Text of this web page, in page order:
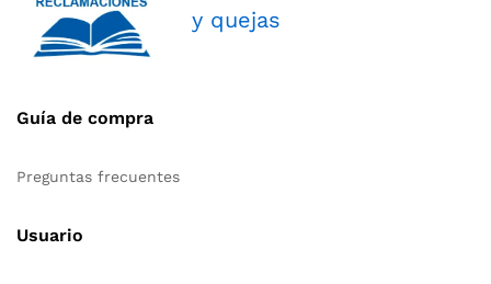
y quejas
Guía de compra
Preguntas frecuentes
Usuario